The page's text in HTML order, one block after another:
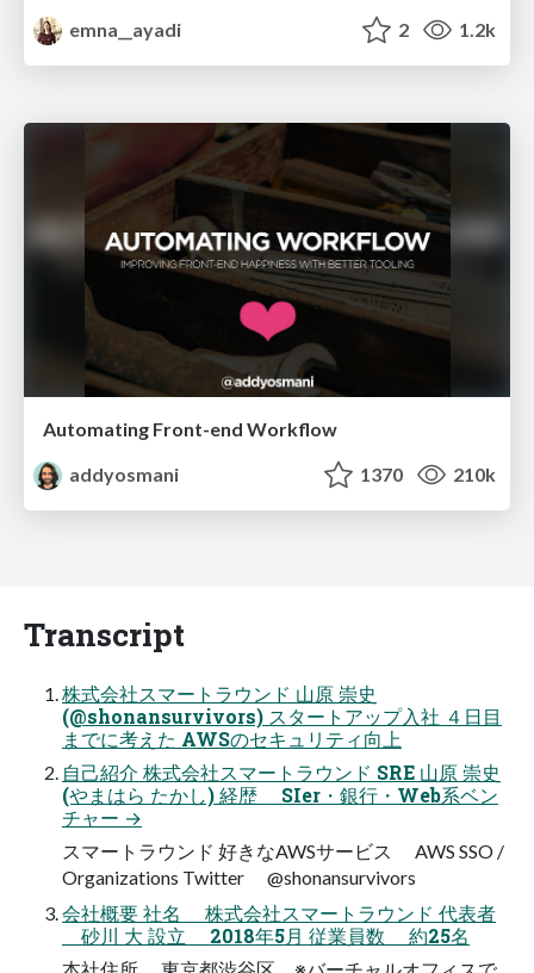
emna__ayadi
2 1.2k
Automating Front-end Workflow
addyosmani
1370 210k
Transcript
株式会社スマートラウンド 山原 崇史
(@shonansurvivors) スタートアップ入社 ４日目
までに考えた AWSのセキュリティ向上
自己紹介 株式会社スマートラウンド SRE 山原 崇史
(やまはら たかし) 経歴 SIer・銀行・Web系ベン
チャー →
スマートラウンド 好きなAWSサービス AWS SSO /
Organizations Twitter @shonansurvivors
会社概要 社名 株式会社スマートラウンド 代表者
砂川 大 設立 2018年5月 従業員数 約25名
本社住所 東京都渋谷区 ※バーチャルオフィスで